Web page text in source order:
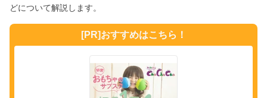
どについて解説します。
[PR]おすすめはこちら！